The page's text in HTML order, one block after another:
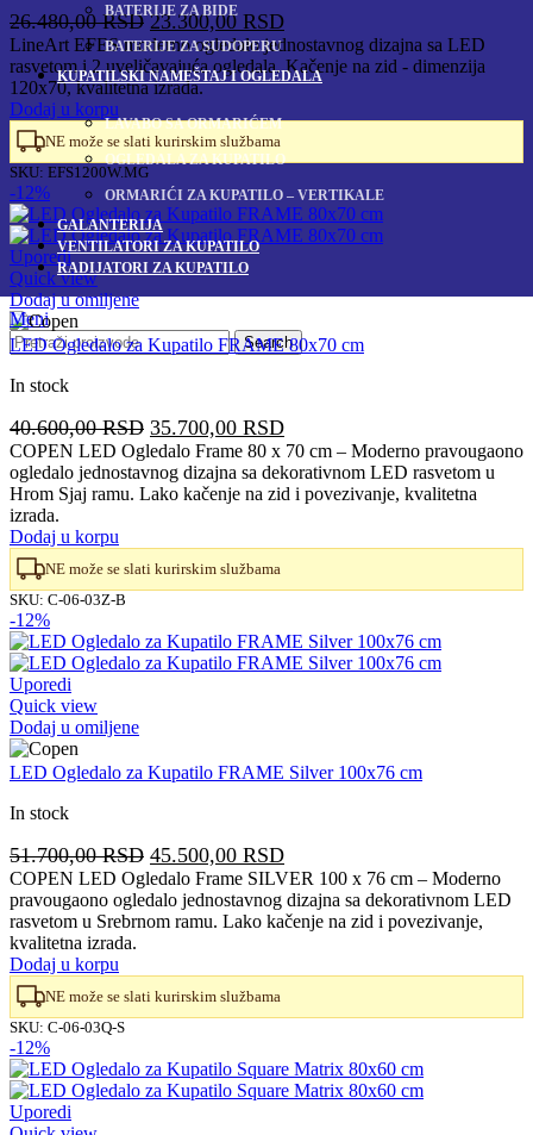
BATERIJE ZA BIDE
BATERIJE ZA SUDOPERU
KUPATILSKI NAMEŠTAJ I OGLEDALA
LAVABO SA ORMARIĆEM
OGLEDALA ZA KUPATILO
ORMARIĆI ZA KUPATILO – VERTIKALE
GALANTERIJA
VENTILATORI ZA KUPATILO
RADIJATORI ZA KUPATILO
Meni
Search
26.480,00RSD Originalna
cena
je
bila:
26.480,00 RSD.
23.300,00 RSDTrenutna
cena
je:
LineArt EFES moderno ogledalo jednostavnog dizajna sa LED
rasvetom i 2 uveličavajuća ogledala. Kačenje na zid - dimenzija
120x70, kvalitetna izrada.
Dodaj u korpu
NE može se slati kurirskim službama
SKU: EFS1200W.MG
-12%
Uporedi
Quick view
Dodaj u omiljene
LED Ogledalo za Kupatilo FRAME 80x70 cm
In stock
40.600,00RSD Originalna
cena
je
bila:
35.700,00 RSDTrenutna
cena
je:
35.700,00 RSD.
COPEN LED Ogledalo Frame 80 x 70 cm – Moderno pravougaono
ogledalo jednostavnog dizajna sa dekorativnom LED rasvetom u
Hrom Sjaj ramu. Lako kačenje na zid i povezivanje, kvalitetna
izrada.
Dodaj u korpu
NE može se slati kurirskim službama
SKU: C-06-03Z-B
-12%
Uporedi
Quick view
Dodaj u omiljene
LED Ogledalo za Kupatilo FRAME Silver 100x76 cm
In stock
51.700,00RSD Originalna
cena
je
bila:
45.500,00 RSDTrenutna
cena
je:
45.500,00 RSD.
COPEN LED Ogledalo Frame SILVER 100 x 76 cm – Moderno
pravougaono ogledalo jednostavnog dizajna sa dekorativnom LED
rasvetom u Srebrnom ramu. Lako kačenje na zid i povezivanje,
kvalitetna izrada.
Dodaj u korpu
NE može se slati kurirskim službama
SKU: C-06-03Q-S
-12%
Uporedi